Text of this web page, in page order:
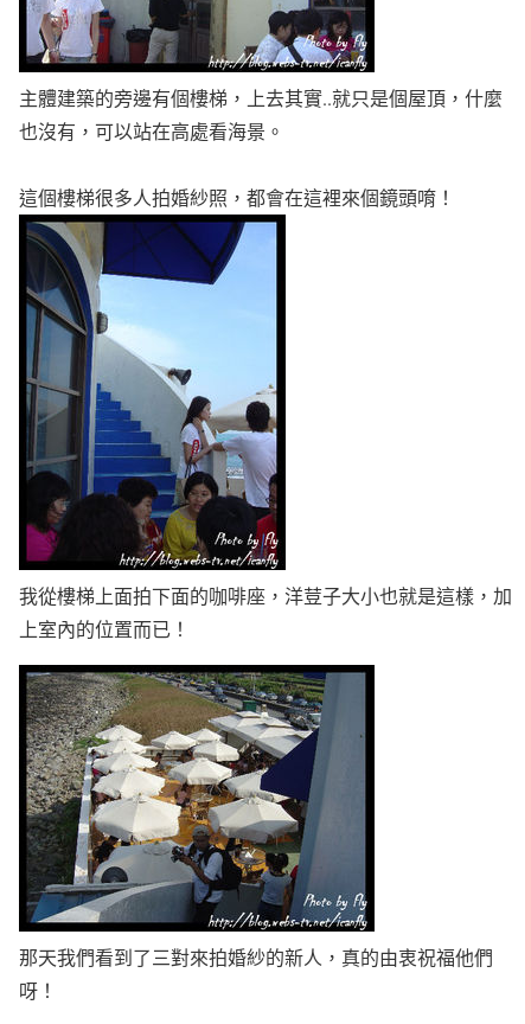
主體建築的旁邊有個樓梯，上去其實..就只是個屋頂，什麼
也沒有，可以站在高處看海景。
這個樓梯很多人拍婚紗照，都會在這裡來個鏡頭唷！
我從樓梯上面拍下面的咖啡座，洋荳子大小也就是這樣，加
上室內的位置而已！
那天我們看到了三對來拍婚紗的新人，真的由衷祝福他們
呀！